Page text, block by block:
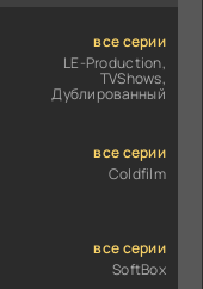
все серии
LE-Production,
TVShows,
Дублированный
все серии
Coldfilm
все серии
SoftBox